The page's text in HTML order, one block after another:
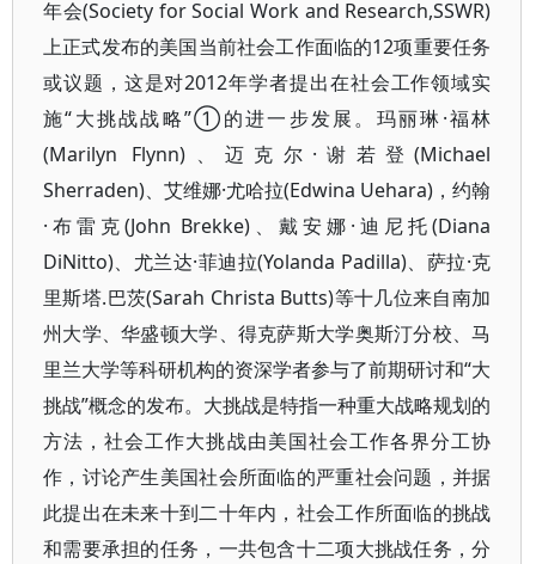
年会(Society for Social Work and Research,SSWR)
上正式发布的美国当前社会工作面临的12项重要任务
或议题，这是对2012年学者提出在社会工作领域实
施“大挑战战略”①的进一步发展。玛丽琳·福林
(Marilyn Flynn)、迈克尔·谢若登(Michael
Sherraden)、艾维娜·尤哈拉(Edwina Uehara)，约翰
·布雷克(John Brekke)、戴安娜·迪尼托(Diana
DiNitto)、尤兰达·菲迪拉(Yolanda Padilla)、萨拉·克
里斯塔.巴茨(Sarah Christa Butts)等十几位来自南加
州大学、华盛顿大学、得克萨斯大学奥斯汀分校、马
里兰大学等科研机构的资深学者参与了前期研讨和“大
挑战”概念的发布。大挑战是特指一种重大战略规划的
方法，社会工作大挑战由美国社会工作各界分工协
作，讨论产生美国社会所面临的严重社会问题，并据
此提出在未来十到二十年内，社会工作所面临的挑战
和需要承担的任务，一共包含十二项大挑战任务，分